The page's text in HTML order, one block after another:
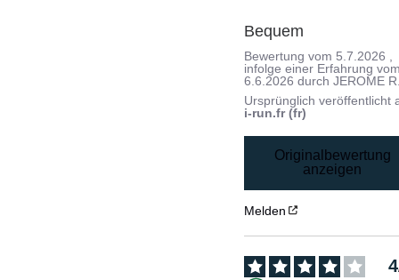
Bequem
Bewertung vom 5.7.2026
infolge einer Erfahrung
6.6.2026 durchJEROME
Ursprünglich veröffentlicht
i-run.fr (fr)
Originalbewertung
anzeigen
Melden
4